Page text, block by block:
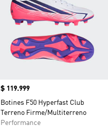
Precio
$ 119.999
Botines F50 Hyperfast Club
Terreno Firme/Multiterreno
Performance